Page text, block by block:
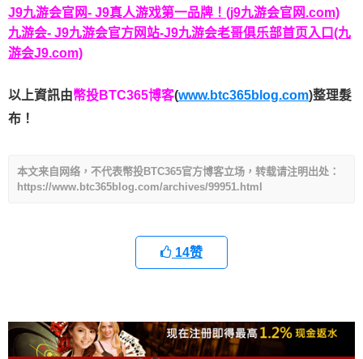
J9九游会官网- J9真人游戏第一品牌！(j9九游会官网.com)
九游会- J9九游会官方网站-J9九游会老哥俱乐部首页入口(九
游会J9.com)
以上資訊由幣投BTC365博客(www.btc365blog.com)整理髮
布！
本文来自网络，不代表幣投BTC365官方博客立场，转载请注明出处：
https://www.btc365blog.com/archives/99951.html
14赞